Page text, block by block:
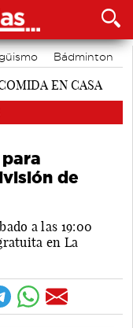
Bádminton
de
a las 19:00
en La